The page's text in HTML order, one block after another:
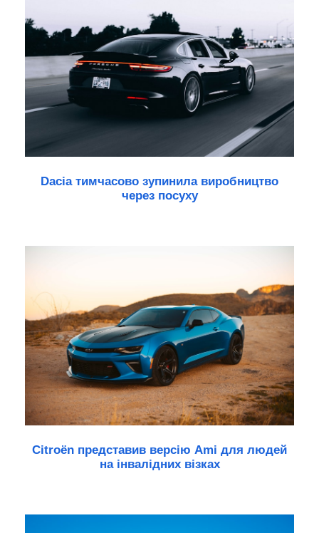
Dacia тимчасово зупинила виробництво
через посуху
Citroën представив версію Ami для людей
на інвалідних візках